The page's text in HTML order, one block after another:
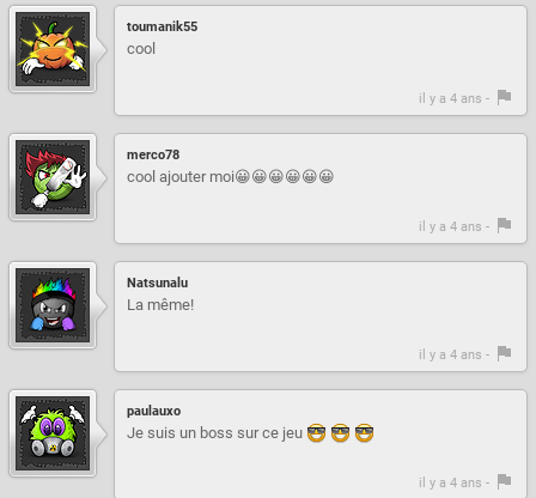
toumanik55
cool
il y a 4 ans -
merco78
cool ajouter moi😀😀😀😀😀😀
il y a 4 ans -
Natsunalu
La même!
il y a 4 ans -
paulauxo
Je suis un boss sur ce jeu
il y a 4 ans -